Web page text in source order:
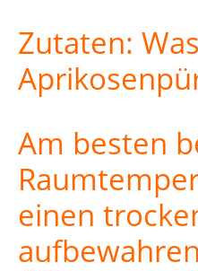
Zutaten:
Am besten
einen